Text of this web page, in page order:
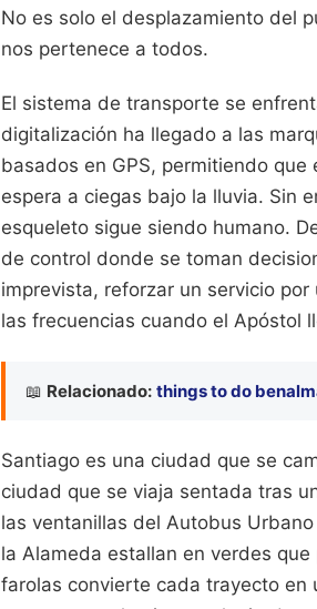
No es solo el desplazamiento del
nos pertenece a todos.
El sistema de transporte se
digitalización ha llegado a las
basados en GPS, permitiendo
espera a ciegas bajo la lluvia. Sin
esqueleto sigue siendo humano.
de control donde se toman
imprevista, reforzar un servicio
las frecuencias cuando el Apóstol
📖 Relacionado: things to do
Santiago es una ciudad que se
ciudad que se viaja sentada tras
las ventanillas del Autobus
la Alameda estallan en verdes
farolas convierte cada trayecto en